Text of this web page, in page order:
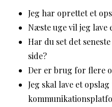
Jeg har oprettet et
Næste uge vil jeg lave
Har du set det
side?
Der er brug for flere
Jeg skal lave et